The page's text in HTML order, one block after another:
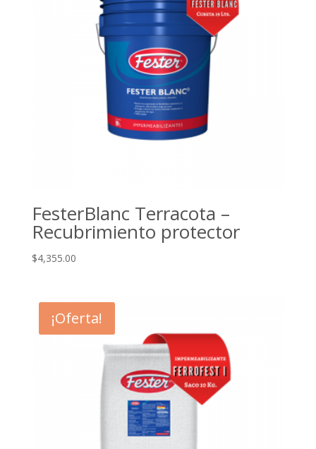
FesterBlanc Terracota –
Recubrimiento protector
$4,355.00
¡Oferta!